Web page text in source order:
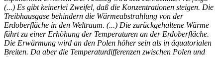
(...) Es gibt keinerlei Zweifel, daß die Konzentrationen steigen. Die
Treibhausgase behindern die Wärmeabstrahlung von der
Erdoberfläche in den Weltraum. (...) Die zurückgehaltene Wärme
führt zu einer Erhöhung der Temperaturen an der Erdoberfläche.
Die Erwärmung wird an den Polen höher sein als in äquatorialen
Breiten. Da aber die Temperaturdifferenzen zwischen Polen und